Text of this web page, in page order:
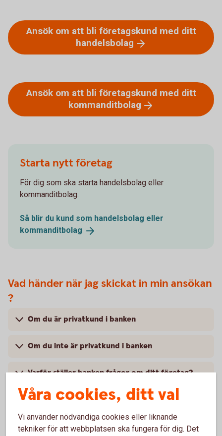
Ansök om att bli företagskund med ditt
handelsbolag
Ansök om att bli företagskund med ditt
kommanditbolag
Starta nytt företag
För dig som ska starta handelsbolag eller
kommanditbolag.
Så blir du kund som handelsbolag eller
kommanditbolag
Vad händer när jag skickat in min ansökan
?
Om du är privatkund i banken
Om du inte är privatkund i banken
Varför ställer banken frågor om ditt företag?
Våra cookies, ditt val
Vi använder nödvändiga cookies eller liknande
tekniker för att webbplatsen ska fungera för dig. Det